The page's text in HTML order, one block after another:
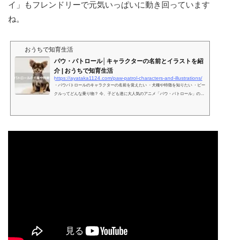
イ」もフレンドリーで元気いっぱいに動き回っています
ね。
おうちで知育生活
パウ・パトロール│キャラクターの名前とイラストを紹
介 | おうちで知育生活
https://ayataka1124.com/paw-patrol-characters-and-illustrations/
・パウパトロールのキャラクターの名前を覚えたい ・犬種や特徴を知りたい ・ビー
クルってどんな乗り物？ 今、子ども達に大人気のアニメ「パウ・パトロール」のキ